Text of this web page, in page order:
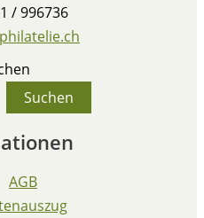
/ 996736
Suchen
AGB